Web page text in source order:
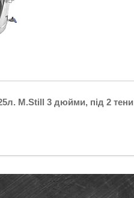
M.Still 3 дюйми, під 2 тени